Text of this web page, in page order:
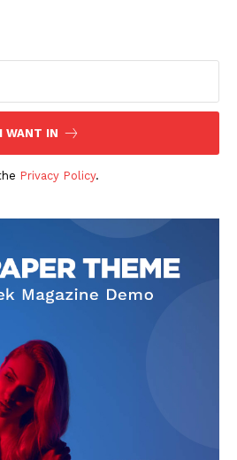
I WANT IN
Privacy Policy.